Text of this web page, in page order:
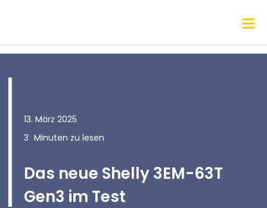
13. März 2025
3 Minuten zu lesen
Das neue Shelly 3EM-63T
Gen3 im Test